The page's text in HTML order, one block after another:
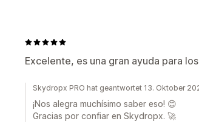
Excelente, es una gran ayuda para
Skydropx PRO hat geantwortet 13. Oktober
¡Nos alegra muchísimo saber eso! 😊
Gracias por confiar en Skydropx. 🚀